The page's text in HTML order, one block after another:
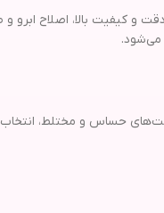
دقت و کیفیت بالا، اصلاح
می‌شود.
حساس و مختلط،